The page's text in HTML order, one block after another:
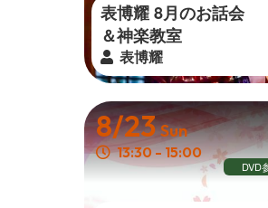
表博耀 8月のお話会
＆ 神 楽 教 室
表博耀
DVD
8/23 Sun
13:30 - 15:00